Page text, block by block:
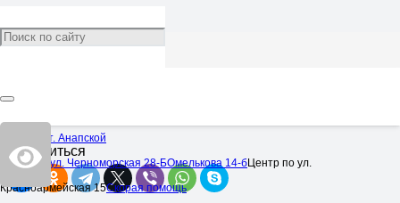
Центр в ст. Анапской
Центр по ул. Черноморская 28-БОмелькова 14-бЦентр по ул.
Красноармейская 15Скорая помощь
Галоян Ивелина Сергеевна
Категория:
824
Поделиться